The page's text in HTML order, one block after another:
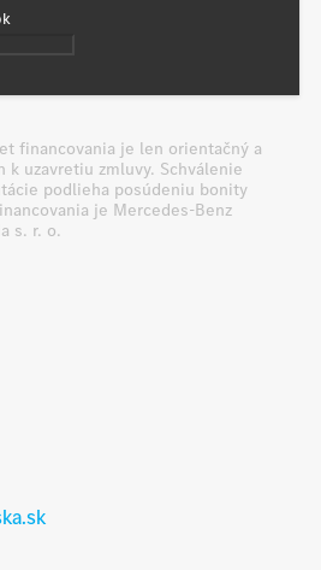
financovania je len orientačný a
k uzavretiu zmluvy. Schválenie
podlieha posúdeniu bonity
je Mercedes-Benz
s. r. o.